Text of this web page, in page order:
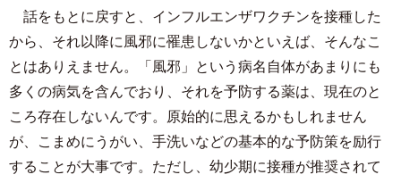
話をもとに戻すと、インフルエンザワクチンを接種した
から、それ以降に風邪に罹患しないかといえば、そんなこ
とはありえません。「風邪」という病名自体があまりにも
多くの病気を含んでおり、それを予防する薬は、現在のと
ころ存在しないんです。原始的に思えるかもしれません
が、こまめにうがい、手洗いなどの基本的な予防策を励行
することが大事です。ただし、幼少期に接種が推奨されて